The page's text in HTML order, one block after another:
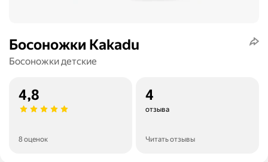
Босоножки Kakadu
Босоножки детские
4,8
8 оценок
4
отзыва
Читать отзывы